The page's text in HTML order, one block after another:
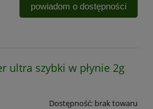
powiadom o dostępności
ultra szybki w płynie 2g
Dostępność: brak towaru